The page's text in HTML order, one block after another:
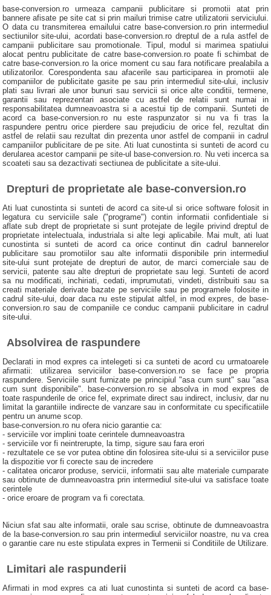
base-conversion.ro urmeaza campanii publicitare si promotii atat prin
bannere afisate pe site cat si prin mailuri trimise catre utilizatorii serviciului.
O data cu transmiterea emailului catre base-conversion.ro prin intermediul
sectiunilor site-ului, acordati base-conversion.ro dreptul de a rula astfel de
campanii publicitare sau promotionale. Tipul, modul si marimea spatiului
alocat pentru publicitate de catre base-conversion.ro poate fi schimbat de
catre base-conversion.ro la orice moment cu sau fara notificare prealabila a
utilizatorilor. Corespondenta sau afacerile sau participarea in promotii ale
companiilor de publicitate gasite pe sau prin intermediul site-ului, inclusiv
plati sau livrari ale unor bunuri sau servicii si orice alte conditii, termene,
garantii sau reprezentari asociate cu astfel de relatii sunt numai in
responsabilitatea dumneavoastra si a acestui tip de companii. Sunteti de
acord ca base-conversion.ro nu este raspunzator si nu va fi tras la
raspundere pentru orice pierdere sau prejudiciu de orice fel, rezultat din
astfel de relatii sau rezultat din prezenta unor astfel de companii in cadrul
campaniilor publicitare de pe site. Ati luat cunostinta si sunteti de acord cu
derularea acestor campanii pe site-ul base-conversion.ro. Nu veti incerca sa
scoateti sau sa dezactivati sectiunea de publicitate a site-ului.
Drepturi de proprietate ale base-conversion.ro
Ati luat cunostinta si sunteti de acord ca site-ul si orice software folosit in
legatura cu serviciile sale ("programe") contin informatii confidentiale si
aflate sub drept de proprietate si sunt protejate de legile privind dreptul de
proprietate intelectuala, industriala si alte legi aplicabile. Mai mult, ati luat
cunostinta si sunteti de acord ca orice continut din cadrul bannerelor
publicitare sau promotiilor sau alte informatii disponibile prin intermediul
site-ului sunt protejate de drepturi de autor, de marci comerciale sau de
servicii, patente sau alte drepturi de proprietate sau legi. Sunteti de acord
sa nu modificati, inchiriati, cedati, imprumutati, vindeti, distribuiti sau sa
creati materiale derivate bazate pe serviciile sau pe programele folosite in
cadrul site-ului, doar daca nu este stipulat altfel, in mod expres, de base-
conversion.ro sau de companiile ce conduc campanii publicitare in cadrul
site-ului.
Absolvirea de raspundere
Declarati in mod expres ca intelegeti si ca sunteti de acord cu urmatoarele
afirmatii: utilizarea serviciilor base-conversion.ro se face pe propria
raspundere. Serviciile sunt furnizate pe principiul "asa cum sunt" sau "asa
cum sunt disponibile". base-conversion.ro se absolva in mod expres de
toate raspunderile de orice fel, exprimate direct sau indirect, inclusiv, dar nu
limitat la garantiile indirecte de vanzare sau in conformitate cu specificatiile
pentru un anume scop.
base-conversion.ro nu ofera nicio garantie ca:
- serviciile vor implini toate cerintele dumneavoastra
- serviciile vor fi neintrerupte, la timp, sigure sau fara erori
- rezultatele ce se vor putea obtine din folosirea site-ului si a serviciilor puse
la dispozitie vor fi corecte sau de incredere
- calitatea oricaror produse, servicii, informatii sau alte materiale cumparate
sau obtinute de dumneavoastra prin intermediul site-ului va satisface toate
cerintele
- orice eroare de program va fi corectata.
Niciun sfat sau alte informatii, orale sau scrise, obtinute de dumneavoastra
de la base-conversion.ro sau prin intermediul serviciilor noastre, nu va crea
o garantie care nu este stipulata expres in Termenii si Conditiile de Utilizare.
Limitari ale raspunderii
Afirmati in mod expres ca ati luat cunostinta si sunteti de acord ca base-